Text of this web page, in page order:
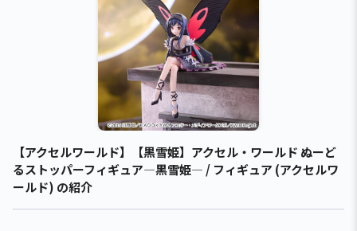
【アクセルワールド】【黒雪姫】アクセル・ワールド ぬーど
るストッパーフィギュア―黒雪姫― / フィギュア (アクセルワ
ールド) の紹介